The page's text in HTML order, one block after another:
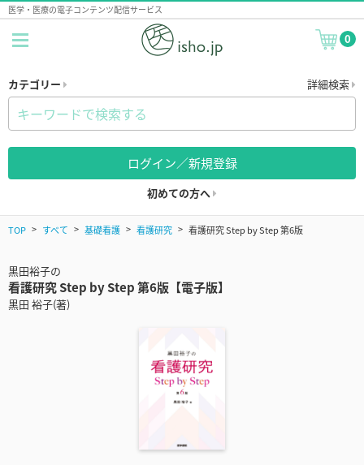
医学・医療の電子コンテンツ配信サービス
0
カテゴリー 詳細検索
ログイン／新規登録
初めての方へ
TOP すべて 基礎看護 看護研究 看護研究 Step by Step 第6版
黒田裕子の
看護研究 Step by Step 第6版【電子版】
黒田 裕子(著)